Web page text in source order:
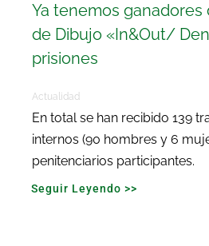
Ya tenemos ganadores
de Dibujo «In&Out/
prisiones
Actualidad
En total se han recibido 139
internos (90 hombres y 6
penitenciarios participantes.
Seguir Leyendo >>